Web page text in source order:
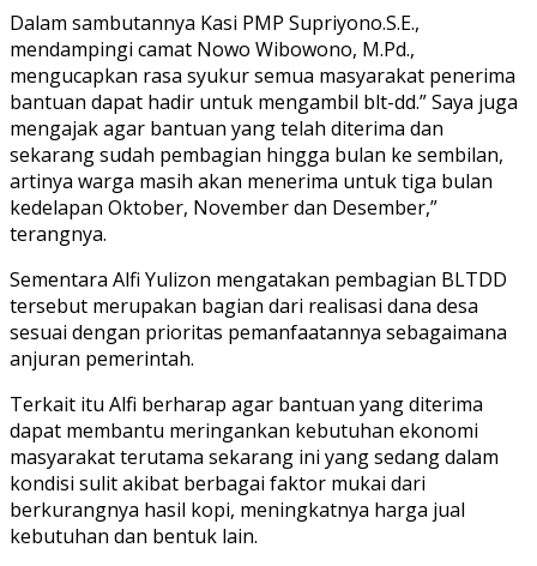
Dalam sambutannya Kasi PMP Supriyono.S.E.,
mendampingi camat Nowo Wibowono, M.Pd.,
mengucapkan rasa syukur semua masyarakat penerima
bantuan dapat hadir untuk mengambil blt-dd.” Saya juga
mengajak agar bantuan yang telah diterima dan
sekarang sudah pembagian hingga bulan ke sembilan,
artinya warga masih akan menerima untuk tiga bulan
kedelapan Oktober, November dan Desember,”
terangnya.
Sementara Alfi Yulizon mengatakan pembagian BLTDD
tersebut merupakan bagian dari realisasi dana desa
sesuai dengan prioritas pemanfaatannya sebagaimana
anjuran pemerintah.
Terkait itu Alfi berharap agar bantuan yang diterima
dapat membantu meringankan kebutuhan ekonomi
masyarakat terutama sekarang ini yang sedang dalam
kondisi sulit akibat berbagai faktor mukai dari
berkurangnya hasil kopi, meningkatnya harga jual
kebutuhan dan bentuk lain.